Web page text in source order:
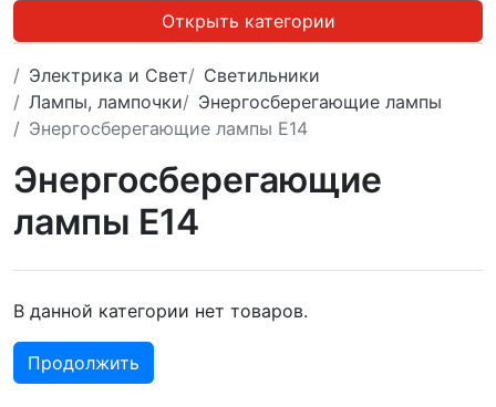
Открыть категории
Электрика и Свет
Светильники
Лампы, лампочки
Энергосберегающие лампы
Энергосберегающие лампы E14
Энергосберегающие
лампы E14
В данной категории нет товаров.
Продолжить